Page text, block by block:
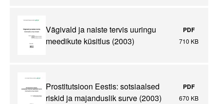
Vägivald ja naiste tervis uuringu
meedikute küsitlus (2003)
PDF
710 KB
Prostitutsioon Eestis: sotsiaalsed
riskid ja majanduslik surve (2003)
PDF
670 KB